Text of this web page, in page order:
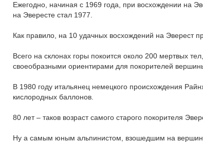
Ежегодно, начиная с 1969 года, при восхождении на
на Эвересте стал 1977.
Как правило, на 10 удачных восхождений на Эверест
Всего на склонах горы покоится около 200 мертвых
своеобразными ориентирами для покорителей
В 1980 году итальянец немецкого происхождения
кислородных баллонов.
80 лет – таков возраст самого старого покорителя
Ну а самым юным альпинистом, взошедшим на